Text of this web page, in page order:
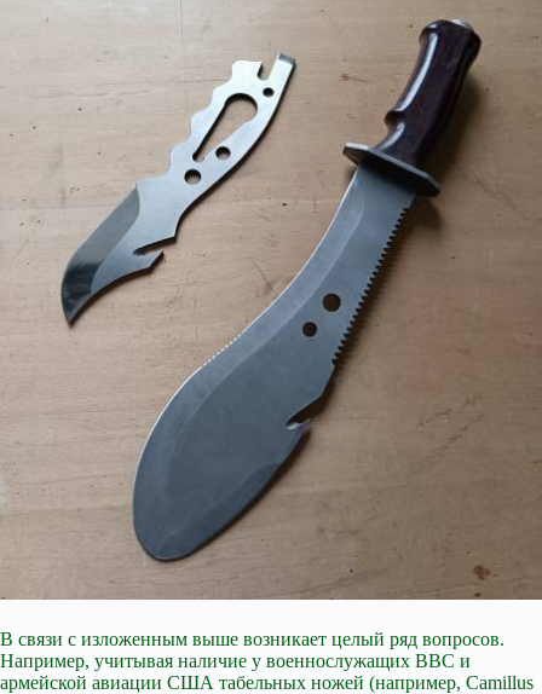
В связи с изложенным выше возникает целый ряд вопросов.
Например, учитывая наличие у военнослужащих ВВС и
армейской авиации США табельных ножей (например, Camillus